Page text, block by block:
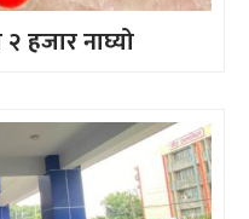
हजार नाघ्यो